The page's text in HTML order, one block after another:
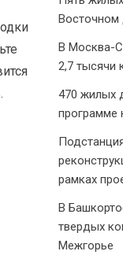
Восточном
В Москва-
2,7 тысячи
470 жилых
программе
рамках
В
твердых
Межгорье